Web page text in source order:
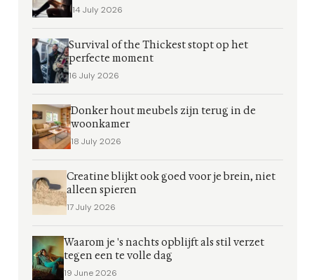
14 July 2026
Survival of the Thickest stopt op het
perfecte moment
16 July 2026
Donker hout meubels zijn terug in de
woonkamer
18 July 2026
Creatine blijkt ook goed voor je brein, niet
alleen spieren
17 July 2026
Waarom je 's nachts opblijft als stil verzet
tegen een te volle dag
19 June 2026